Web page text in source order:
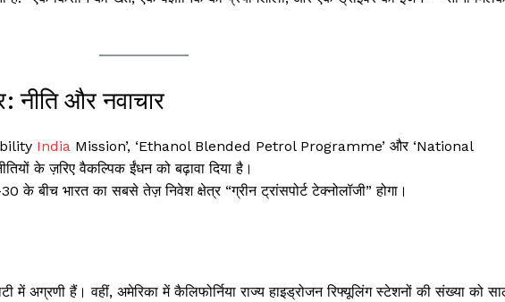
नीति और नवाचार
India Mission’, ‘Ethanol Blended Petrol Programme’ और ‘National
के ज़रिए वैकल्पिक ईंधन को बढ़ावा दिया है।
के बीच भारत का सबसे तेज़ निवेश क्षेत्र “ग्रीन ट्रांसपोर्ट टेक्नोलॉजी” होगा।
में अग्रणी हैं। वहीं, अमेरिका में कैलिफोर्निया राज्य हाइड्रोजन रिफ्यूलिंग स्टेशनों की संख्या को